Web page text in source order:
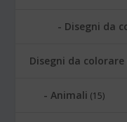
Disegni da
Disegni da
Animali (15)